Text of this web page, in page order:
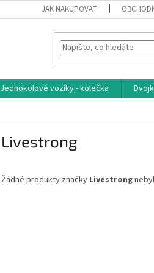
JAK NAKUPOVAT
Jednokolové vozíky - kolečka
Livestrong
Žádné produkty značky Livestrong